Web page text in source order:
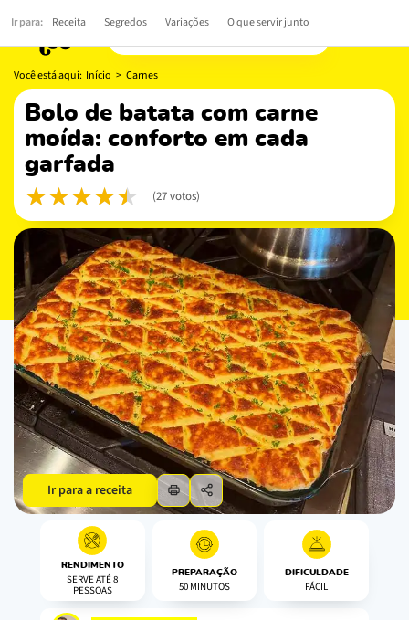
Você está aqui: Início > Carnes
bolo de batata com carne
moída: conforto em cada
garfada
(27 votos)
Ir para a receita
RENDIMENTO
SERVE ATÉ 8
PESSOAS
PREPARAÇÃO
50 MINUTOS
DIFICULDADE
FÁCIL
Ir para: Receita Segredos Variações O que servir junto